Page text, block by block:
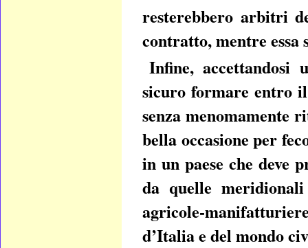
resterebbero arbitri
contratto, mentre essa
Infine, accettandosi
sicuro formare entro
senza menomamente
bella occasione per
in un paese che deve
da quelle
agricole-
d’Italia e del mondo